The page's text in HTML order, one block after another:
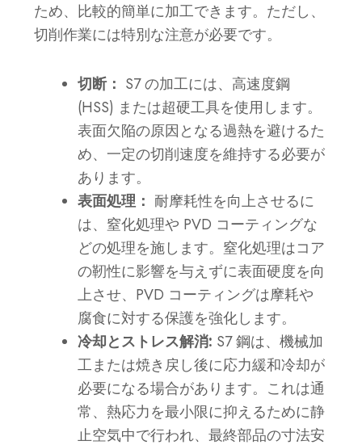
ため、比較的簡単に加工できます。ただし、
切削作業には特別な注意が必要です。
切断： S7 の加工には、高速度鋼
(HSS) または超硬工具を使用します。
表面欠陥の原因となる過熱を避けるた
め、一定の切削速度を維持する必要が
あります。
表面処理： 耐摩耗性を向上させるに
は、窒化処理や PVD コーティングな
どの処理を施します。窒化処理はコア
の靭性に影響を与えずに表面硬度を向
上させ、PVD コーティングは摩耗や
腐食に対する保護を強化します。
冷却とストレス解消: S7 鋼は、機械加
工または焼き戻し後に応力緩和冷却が
必要になる場合があります。これは通
常、熱応力を最小限に抑えるために静
止空気中で行われ、最終部品の寸法安